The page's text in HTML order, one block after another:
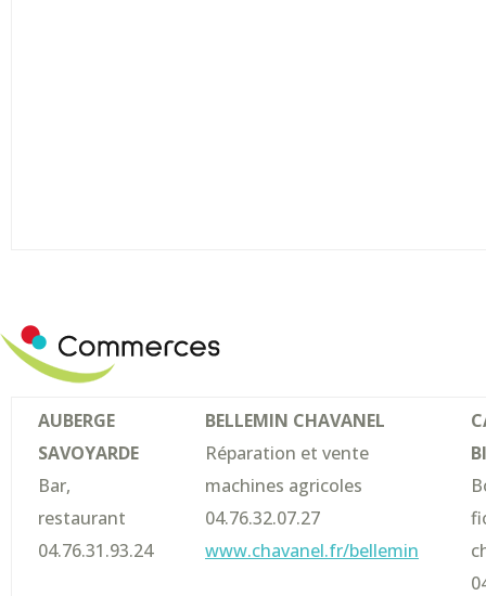
AUBERGE
SAVOYARDE
Bar,
restaurant
04.76.31.93.24
BELLEMIN CHAVANEL
Réparation et vente
machines agricoles
04.76.32.07.27
www.chavanel.fr/bellemin